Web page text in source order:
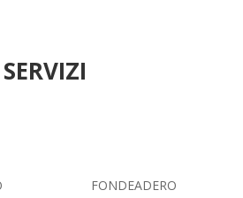
SERVIZI
FONDEADERO